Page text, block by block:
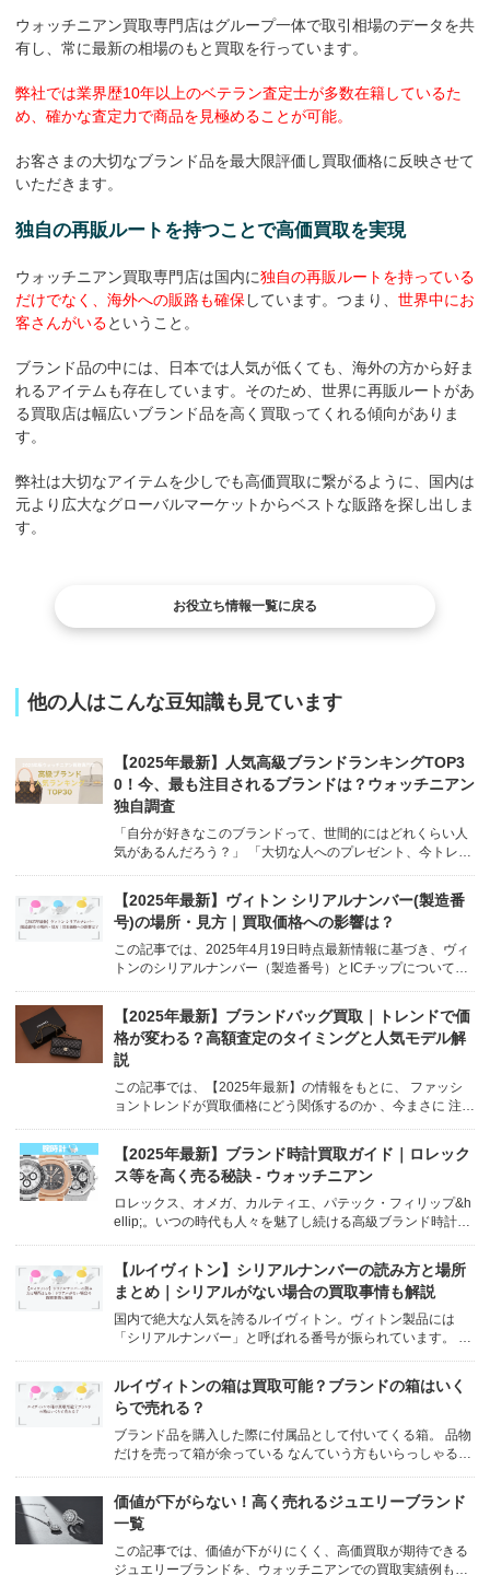
ウォッチニアン買取専門店はグループ一体で取引相場のデータを共
有し、常に最新の相場のもと買取を行っています。
弊社では業界歴10年以上のベテラン査定士が多数在籍しているた
め、確かな査定力で商品を見極めることが可能。
お客さまの大切なブランド品を最大限評価し買取価格に反映させて
いただきます。
独自の再販ルートを持つことで高価買取を実現
ウォッチニアン買取専門店は国内に独自の再販ルートを持っている
だけでなく、海外への販路も確保しています。つまり、 世界中にお
客さんがいるということ。
ブランド品の中には、日本では人気が低くても、海外の方から好ま
れるアイテムも存在しています。そのため、世界に再販ルートがあ
る買取店は幅広いブランド品を高く買取ってくれる傾向がありま
す。
弊社は大切なアイテムを少しでも高価買取に繋がるように、国内は
元より広大なグローバルマーケットからベストな販路を探し出しま
す。
お役立ち情報一覧に戻る
他の人はこんな豆知識も見ています
【2025年最新】人気高級ブランドランキングTOP3
0！今、最も注目されるブランドは？ウォッチニアン
独自調査
「自分が好きなこのブランドって、世間的にはどれくらい人
気があるんだろう？」 「大切な人へのプレゼント、今トレン
ランドの「人気度」。 お気に入りのブランドが世の中でどう
評価されているのか、気になりますよね。 /* Basic st...
【2025年最新】ヴィトン シリアルナンバー(製造番
号)の場所・見方｜買取価格への影響は？
この記事では、2025年4月19日時点最新情報に基づき、ヴィ
トンのシリアルナンバー（製造番号）とICチップについて、
影響するのかを、ウォッチニアン買取専門店が分かりやすく
解説します。 body { font-family...
【2025年最新】ブランドバッグ買取｜トレンドで価
格が変わる？高額査定のタイミングと人気モデル解
説
この記事では、【2025年最新】の情報をもとに、 ファッシ
ョントレンドが買取価格にどう関係するのか 、今まさに 注目
性のあるバッグ 、そして 高く売るためのベストなタイミング
について、ウォッチニアンの専門的な視点から詳しく解説し
ます。トレンド...
【2025年最新】ブランド時計買取ガイド｜ロレック
ス等を高く売る秘訣 - ウォッチニアン
ロレックス、オメガ、カルティエ、パテック・フィリップ&h
ellip;。いつの時代も人々を魅了し続ける高級ブランド時計。
ル、ファッションアイテム、そして 価値ある「資産」 として
の一面も持っています。 /* 前回のブラン...
【ルイヴィトン】シリアルナンバーの読み方と場所
まとめ｜シリアルがない場合の買取事情も解説
国内で絶大な人気を誇るルイヴィトン。ヴィトン製品には
「シリアルナンバー」と呼ばれる番号が振られています。 正
バーではなく製造年月日を表す番号であり、 シリアルナンバ
ーとは時計やジュエリーに入っている固体番号 を指します。
シリア...
ルイヴィトンの箱は買取可能？ブランドの箱はいく
らで売れる？
ブランド品を購入した際に付属品として付いてくる箱。 品物
だけを売って箱が余っている なんていう方もいらっしゃるの
ィトンやエルメスなど箱のみの買取は行っておりません が、
メルカリやヤフオクなどフリマアプリを使用した個人売買で
は売られ...
価値が下がらない！高く売れるジュエリーブランド
一覧
この記事では、価値が下がりにくく、高価買取が期待できる
ジュエリーブランドを、ウォッチニアンでの買取実績例も交